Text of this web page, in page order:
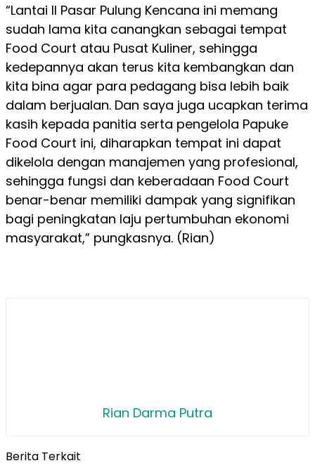
“Lantai II Pasar Pulung Kencana ini memang
sudah lama kita canangkan sebagai tempat
Food Court atau Pusat Kuliner, sehingga
kedepannya akan terus kita kembangkan dan
kita bina agar para pedagang bisa lebih baik
dalam berjualan. Dan saya juga ucapkan terima
kasih kepada panitia serta pengelola Papuke
Food Court ini, diharapkan tempat ini dapat
dikelola dengan manajemen yang profesional,
sehingga fungsi dan keberadaan Food Court
benar-benar memiliki dampak yang signifikan
bagi peningkatan laju pertumbuhan ekonomi
masyarakat,” pungkasnya. (Rian)
Rian Darma Putra
Berita Terkait